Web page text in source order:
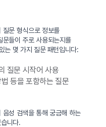
질문 형식으로 정보를
들이 주로 사용되는지를
는 몇 가지 질문 패턴입니다:
질문 시작어 사용
등을 포함하는 질문
성 검색을 통해 궁금해 하는
니다.